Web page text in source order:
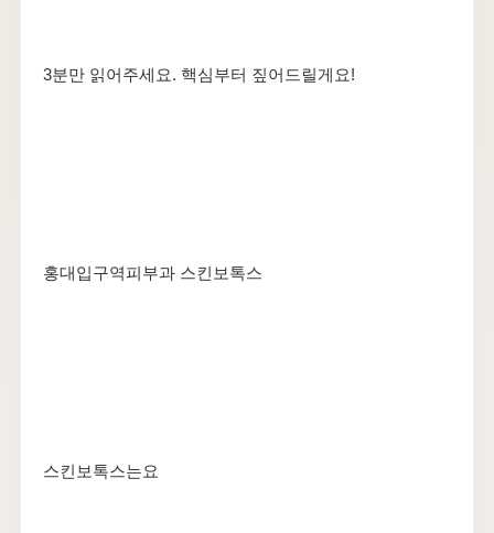
3분만 읽어주세요. 핵심부터 짚어드릴게요!
홍대입구역피부과 스킨보톡스
스킨보톡스는요